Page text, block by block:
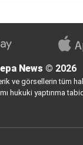
News © 2026
ve görsellerin tüm
hukuki yaptırıma